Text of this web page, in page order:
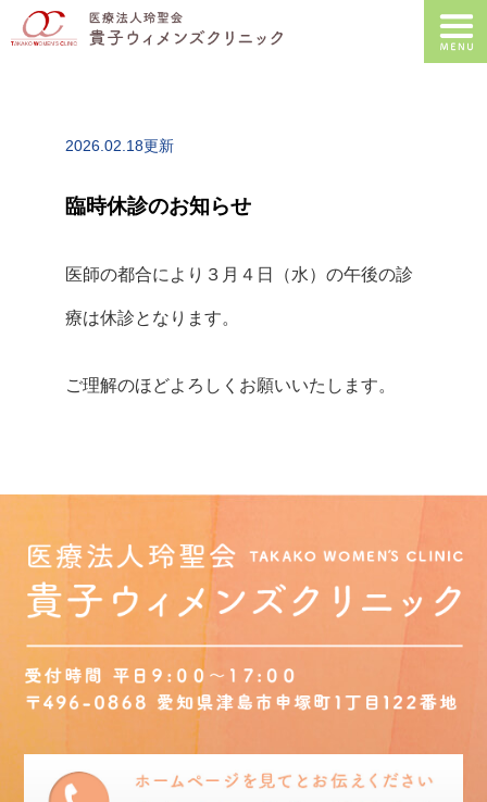
2026.02.18更新
臨時休診のお知らせ
医師の都合により３月４日（水）の午後の診
療は休診となります。
ご理解のほどよろしくお願いいたします。